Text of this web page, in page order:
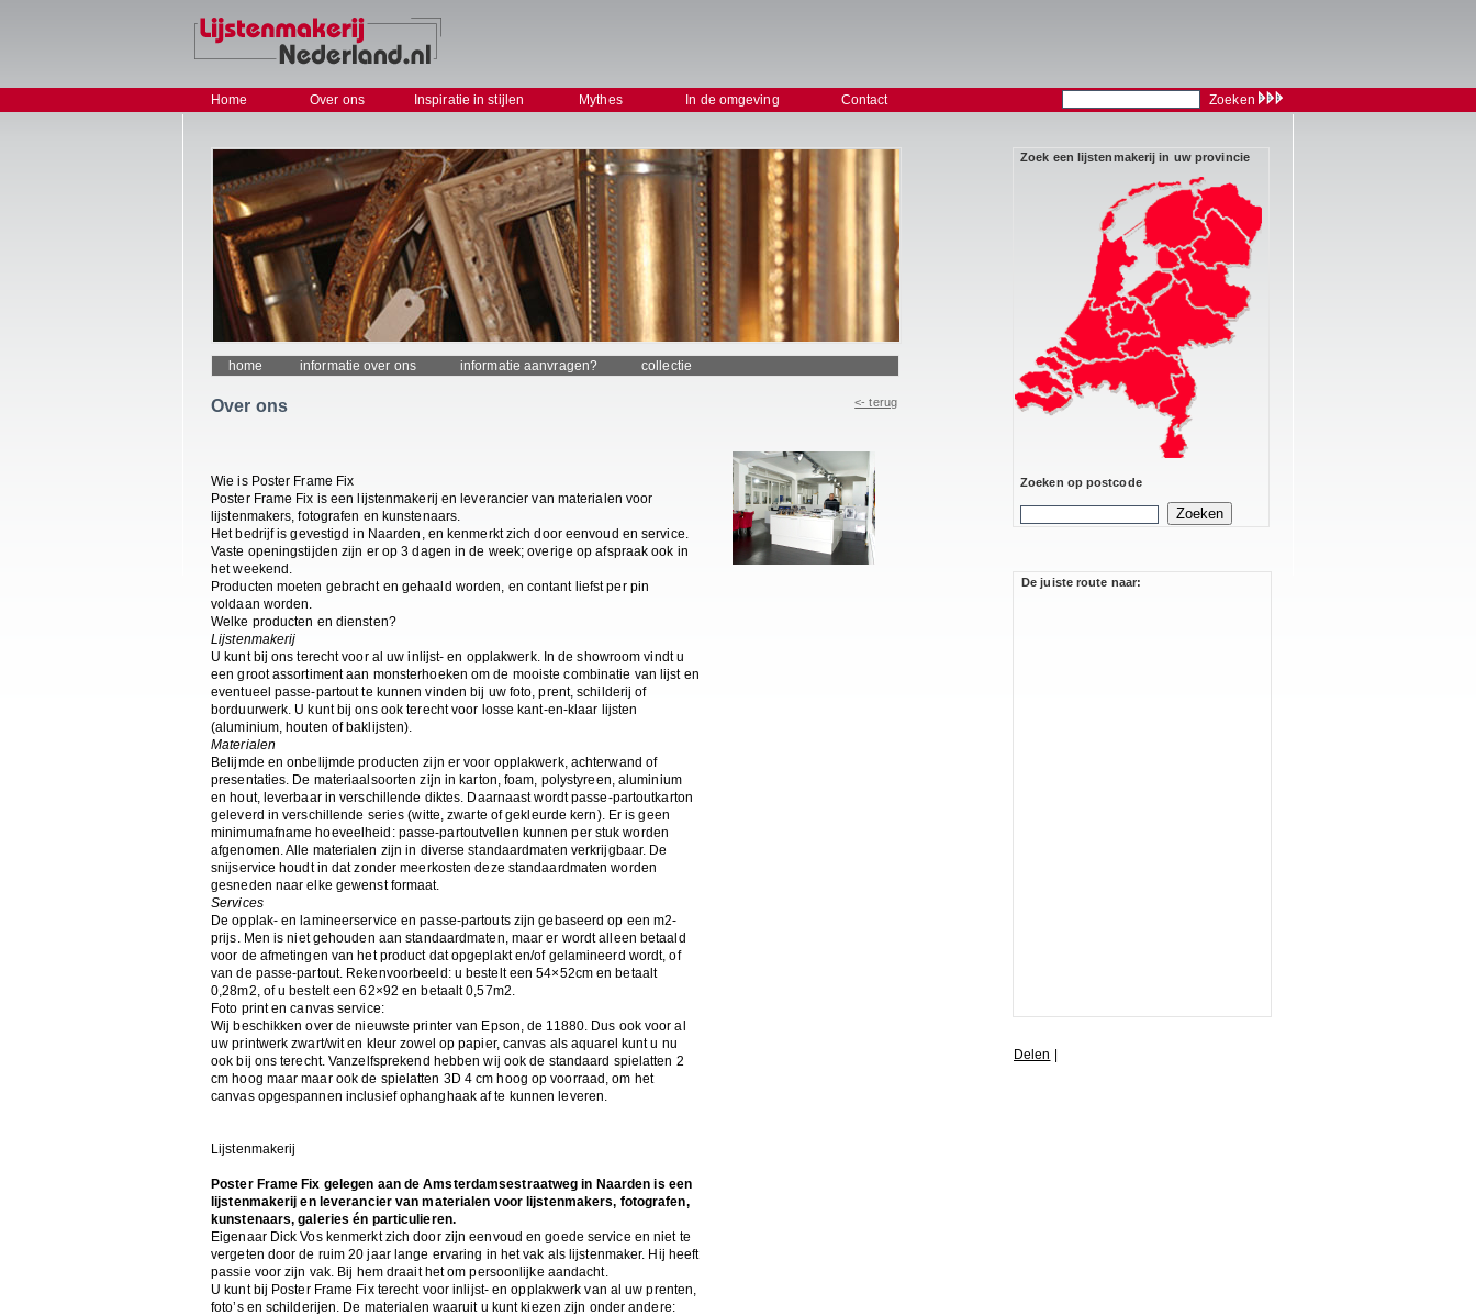
Home Over ons Inspiratie in stijlen Mythes In de omgeving Contact Zoeken
home informatie over ons informatie aanvragen? collectie
Over ons <- terug
Wie is Poster Frame Fix
Poster Frame Fix is een lijstenmakerij en leverancier van materialen voor
lijstenmakers, fotografen en kunstenaars.
Het bedrijf is gevestigd in Naarden, en kenmerkt zich door eenvoud en service.
Vaste openingstijden zijn er op 3 dagen in de week; overige op afspraak ook in
het weekend.
Producten moeten gebracht en gehaald worden, en contant liefst per pin
voldaan worden.
Welke producten en diensten?
Lijstenmakerij
U kunt bij ons terecht voor al uw inlijst- en opplakwerk. In de showroom vindt u
een groot assortiment aan monsterhoeken om de mooiste combinatie van lijst en
eventueel passe-partout te kunnen vinden bij uw foto, prent, schilderij of
borduurwerk. U kunt bij ons ook terecht voor losse kant-en-klaar lijsten
(aluminium, houten of baklijsten).
Materialen
Belijmde en onbelijmde producten zijn er voor opplakwerk, achterwand of
presentaties. De materiaalsoorten zijn in karton, foam, polystyreen, aluminium
en hout, leverbaar in verschillende diktes. Daarnaast wordt passe-partoutkarton
geleverd in verschillende series (witte, zwarte of gekleurde kern). Er is geen
minimumafname hoeveelheid: passe-partoutvellen kunnen per stuk worden
afgenomen. Alle materialen zijn in diverse standaardmaten verkrijgbaar. De
snijservice houdt in dat zonder meerkosten deze standaardmaten worden
gesneden naar elke gewenst formaat.
Services
De opplak- en lamineerservice en passe-partouts zijn gebaseerd op een m2-
prijs. Men is niet gehouden aan standaardmaten, maar er wordt alleen betaald
voor de afmetingen van het product dat opgeplakt en/of gelamineerd wordt, of
van de passe-partout. Rekenvoorbeeld: u bestelt een 54×52cm en betaalt
0,28m2, of u bestelt een 62×92 en betaalt 0,57m2.
Foto print en canvas service:
Wij beschikken over de nieuwste printer van Epson, de 11880. Dus ook voor al
uw printwerk zwart/wit en kleur zowel op papier, canvas als aquarel kunt u nu
ook bij ons terecht. Vanzelfsprekend hebben wij ook de standaard spielatten 2
cm hoog maar maar ook de spielatten 3D 4 cm hoog op voorraad, om het
canvas opgespannen inclusief ophanghaak af te kunnen leveren.
Lijstenmakerij
Poster Frame Fix gelegen aan de Amsterdamsestraatweg in Naarden is een
lijstenmakerij en leverancier van materialen voor lijstenmakers, fotografen,
kunstenaars, galeries én particulieren.
Eigenaar Dick Vos kenmerkt zich door zijn eenvoud en goede service en niet te
vergeten door de ruim 20 jaar lange ervaring in het vak als lijstenmaker. Hij heeft
passie voor zijn vak. Bij hem draait het om persoonlijke aandacht.
U kunt bij Poster Frame Fix terecht voor inlijst- en opplakwerk van al uw prenten,
foto’s en schilderijen. De materialen waaruit u kunt kiezen zijn onder andere:
Zoek een lijstenmakerij in uw provincie
Zoeken op postcode
De juiste route naar:
Delen